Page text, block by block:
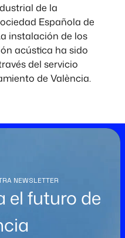
de la
Española de
instalación de los
acústica ha sido
del servicio
de València.
NEWSLETTER
el futuro de